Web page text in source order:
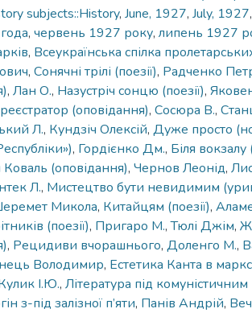
subjects::History, June, 1927, July, 1927,
, червень 1927 року, липень 1927
, Всеукраїнська спілка
, Сонячні трілі (поезії), Радченко
, Лан О., Назустріч сонцю (поезії),
(оповідання), Сосюра В.,
Л., Кундзіч Олексій, Дуже просто
, Гордієнко Дм., Біля вокзалу
Коваль (оповідання), Чернов Леонід,
Л., Мистецтво бути невидимим
Микола, Китайцям (поезії),
(поезії), Пригаро М.,Тюлі Джім,
, Рецидиви вчорашнього, Доленго М.,
Володимир, Естетика Канта в
І.Ю., Література під
з-під залізної п’яти, Панів Андрій,